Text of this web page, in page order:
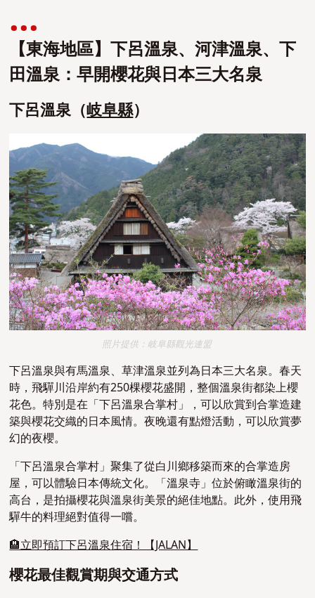
【東海地區】下呂溫泉、河津溫泉、下
田溫泉：早開櫻花與日本三大名泉
下呂溫泉（岐阜縣）
照片提供：岐阜縣觀光連盟
下呂溫泉與有馬溫泉、草津溫泉並列為日本三大名泉。春天
時，飛驒川沿岸約有250棵櫻花盛開，整個溫泉街都染上櫻
花色。特別是在「下呂溫泉合掌村」，可以欣賞到合掌造建
築與櫻花交織的日本風情。夜晚還有點燈活動，可以欣賞夢
幻的夜櫻。
「下呂溫泉合掌村」聚集了從白川鄉移築而來的合掌造房
屋，可以體驗日本傳統文化。「溫泉寺」位於俯瞰溫泉街的
高台，是拍攝櫻花與溫泉街美景的絕佳地點。此外，使用飛
驒牛的料理絕對值得一嚐。
🏨立即預訂下呂溫泉住宿！【JALAN】
櫻花最佳觀賞期與交通方式